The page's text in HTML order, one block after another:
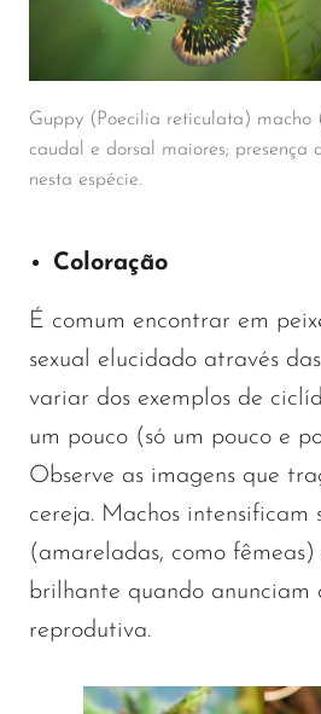
Guppy (Poecilia reticulata)
caudal e dorsal maiores; presença
nesta espécie.
Coloração
É comum encontrar em
sexual elucidado através
variar dos exemplos de
um pouco (só um pouco e
Observe as imagens que
cereja. Machos intensificam
(amareladas, como
brilhante quando anunciam
reprodutiva.